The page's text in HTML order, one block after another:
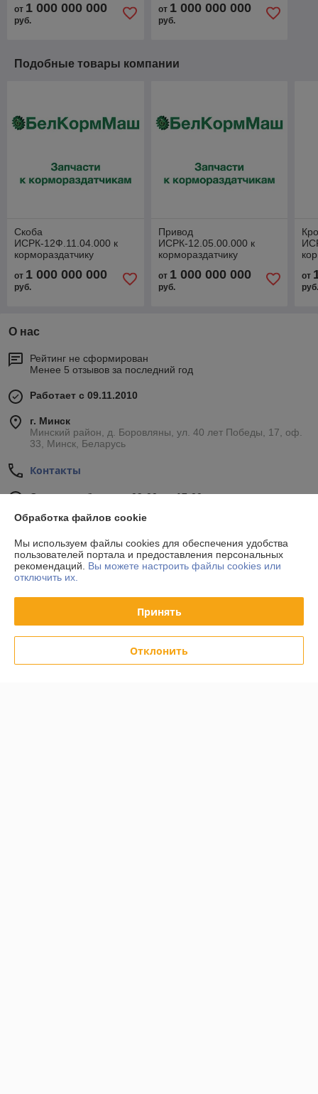
от 1 000 000 000
руб.
от 1 000 000 000
руб.
Подобные товары компании
Скоба
ИСРК-12Ф.11.04.000 к
кормораздатчику
от 1 000 000 000
руб.
Привод
ИСРК-12.05.00.000 к
кормораздатчику
от 1 000 000 000
руб.
от
О нас
Рейтинг не сформирован
Менее 5 отзывов за последний год
Работает с 09.11.2010
г. Минск
Минский район, д. Боровляны, ул. 40 лет Победы, 17, оф.
33, Минск, Беларусь
Контакты
Сегодня работает с 09:00 до 17:00
Отзывы о магазине
34 отзывов за всё время
Обработка файлов cookie
Мы используем файлы cookies для обеспечения удобства
пользователей портала и предоставления персональных
рекомендаций. Вы можете настроить файлы cookies или
отключить их.
Принять
Отклонить